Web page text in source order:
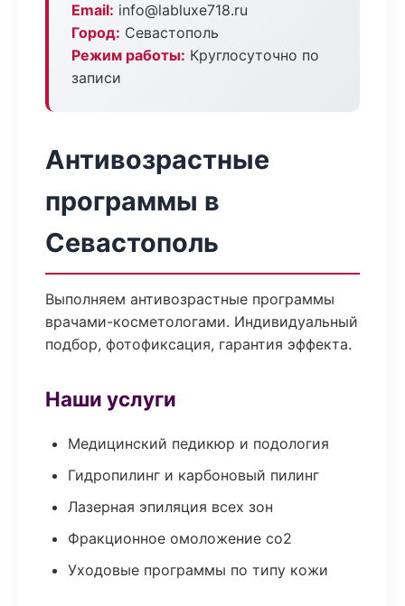
Email: info@labluxe718.ru
Город: Севастополь
Режим работы: Круглосуточно по
записи
Антивозрастные
программы в
Севастополь
Выполняем антивозрастные программы
врачами-косметологами. Индивидуальный
подбор, фотофиксация, гарантия эффекта.
Наши услуги
Медицинский педикюр и подология
Гидропилинг и карбоновый пилинг
Лазерная эпиляция всех зон
Фракционное омоложение co2
Уходовые программы по типу кожи